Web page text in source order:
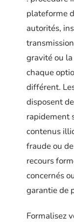
plateforme
autorités,
gravité ou
chaque
différent.
disposent
rapidement
contenus
fraude ou
recours
concernés
garantie de
Formalisez